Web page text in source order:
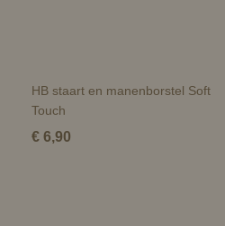
HB staart en manenborstel Soft
Touch
€ 6,90